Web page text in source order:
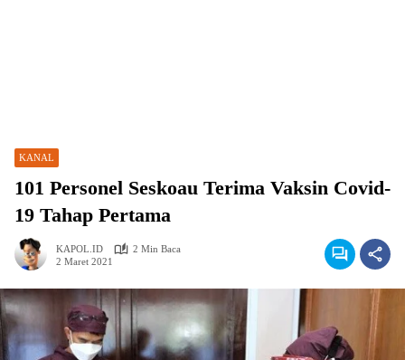
KANAL
101 Personel Seskoau Terima Vaksin Covid-
19 Tahap Pertama
KAPOL.ID
2 Min Baca
2 Maret 2021